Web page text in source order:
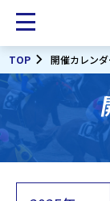
TOP 開催カレンダ